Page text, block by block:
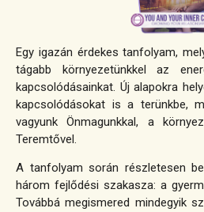
Egy igazán érdekes tanfolyam,
tágabb környezetünkkel az
kapcsolódásainkat. Új alapokra
kapcsolódásokat is a terünkbe,
vagyunk Önmagunkkal, a
Teremtővel.
A tanfolyam során részletesen
három fejlődési szakasza: a
Továbbá megismered mindegyik